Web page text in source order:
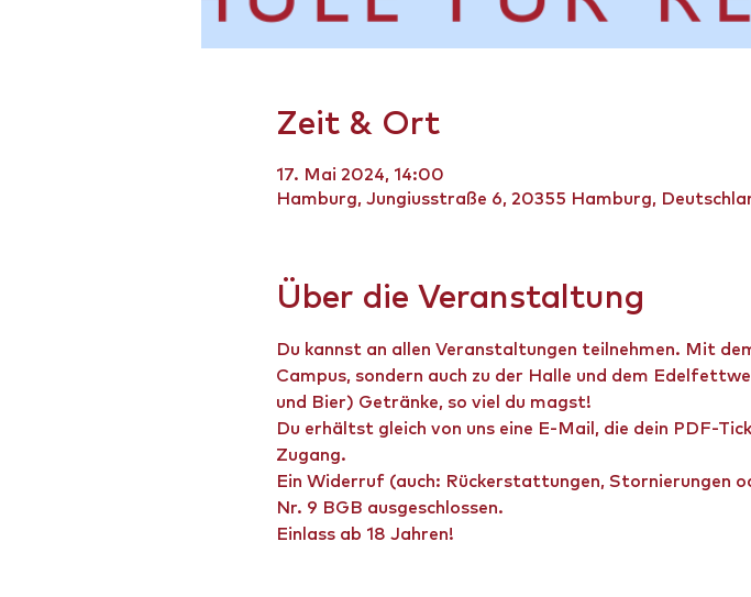
Zeit & Ort
17. Mai 2024, 14:00
Hamburg, Jungiusstraße 6, 20355 Hamburg,
Über die Veranstaltung
Du kannst an allen Veranstaltungen teilnehmen. Mit
Campus, sondern auch zu der Halle und dem
und Bier) Getränke, so viel du magst!
Du erhältst gleich von uns eine E-Mail, die dein PDF-
Zugang.
Ein Widerruf (auch: Rückerstattungen, Stornierungen
Nr. 9 BGB ausgeschlossen.
Einlass ab 18 Jahren!